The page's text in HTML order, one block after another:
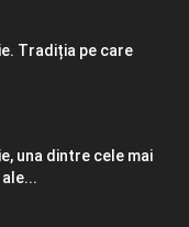
Tradiția pe care
una dintre cele mai